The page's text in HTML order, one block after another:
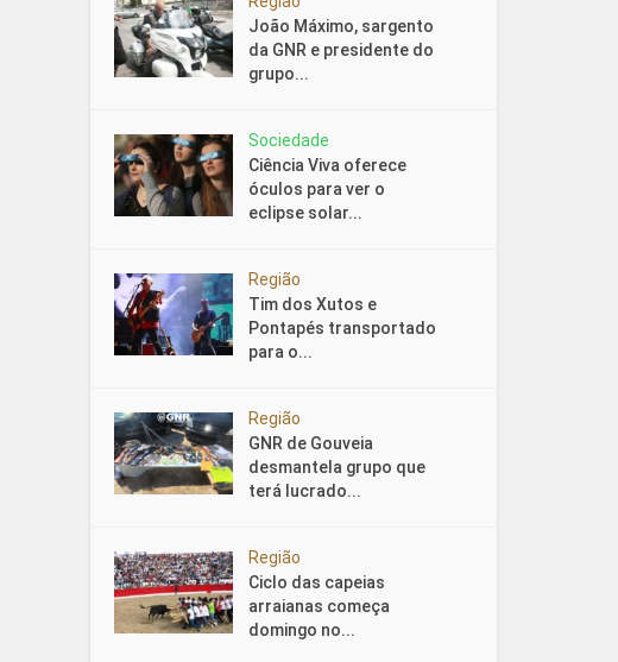
João Máximo, sargento
da GNR e presidente do
grupo...
Sociedade
Ciência Viva oferece
óculos para ver o
eclipse solar...
Região
Tim dos Xutos e
Pontapés transportado
para o...
Região
GNR de Gouveia
desmantela grupo que
terá lucrado...
Região
Ciclo das capeias
arraianas começa
domingo no...